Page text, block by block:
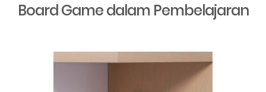
Board Game dalam Pembelajaran